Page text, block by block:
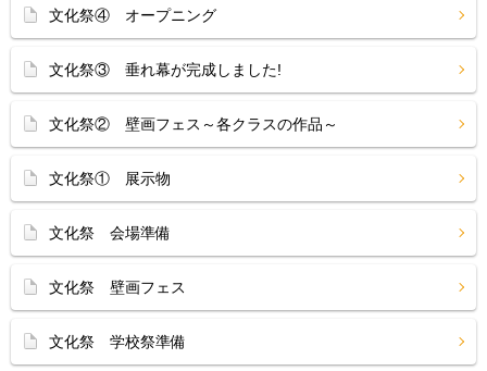
文化祭④ オープニング
文化祭③ 垂れ幕が完成しました!
文化祭② 壁画フェス～各クラスの作品～
文化祭① 展示物
文化祭 会場準備
文化祭 壁画フェス
文化祭 学校祭準備